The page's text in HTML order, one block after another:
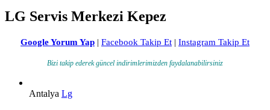
LG Servis Merkezi Kepez
Google Yorum Yap | Facebook Takip Et | Instagram Takip Et
Bizi takip ederek güncel indirimlerimizden faydalanabilirsiniz
Antalya Lg